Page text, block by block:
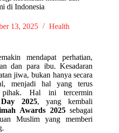
di Indonesia
13, 2025 Health
mendapat perhatian,
dan para ibu. Kesadaran
jiwa, bukan hanya secara
menjadi hal yang terus
pihak. Hal ini tercermin
2025, yang kembali
Awards 2025sebagai
Muslim yang memberi